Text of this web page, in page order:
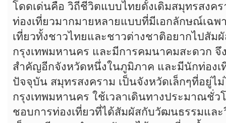
โดดเด่นคือ วิถีชีวิตแบบไทยดั้งเดิมสมุทรสงค
ท่องเที่ยวมากมายหลายแบบที่มีเอกลักษณ์เฉพ
เที่ยวทั้งชาวไทยและชาวต่างชาติอยากไปสัม
กรุงเทพมหานคร และมีการคมนาคมสะดวก จึ
สำคัญอีกจังหวัดหนึ่งในภูมิภาค และมีนักท่องเ
ปัจจุบัน สมุทรสงคราม เป็นจังหวัดเล็กๆที่อยู่ไ
กรุงเทพมหานคร ใช้เวลาเดินทางประมาณชั่ว
ชอบการท่องเที่ยวที่ได้สัมผัสกับวัฒนธรรมและ